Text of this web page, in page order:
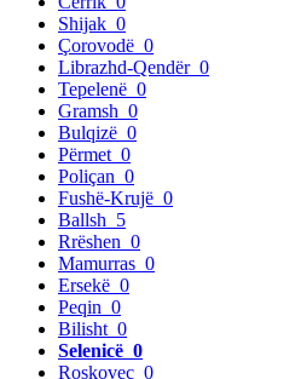
Shijak 0
Çorovodë 0
Librazhd-Qendër 0
Tepelenë 0
Gramsh 0
Bulqizë 0
Përmet 0
Poliçan 0
Fushë-Krujë 0
Ballsh 5
Rrëshen 0
Mamurras 0
Ersekë 0
Peqin 0
Bilisht 0
Selenicë 0
Roskovec 0